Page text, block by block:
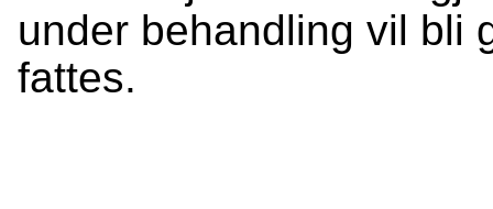
under behandling vil bli
fattes.